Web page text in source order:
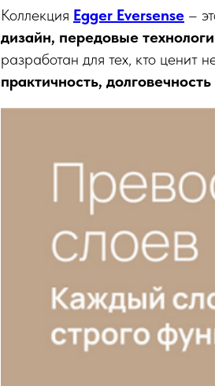
Коллекция Egger Eversense –
дизайн, передовые
разработан для тех, кто ценит
практичность,